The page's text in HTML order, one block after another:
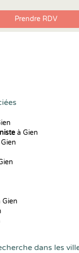
Prendre RDV
à Gien
Gien
dans les